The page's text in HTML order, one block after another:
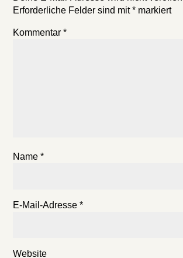
Erforderliche Felder sind mit* markiert
Kommentar*
Name*
E-Mail-Adresse*
Website